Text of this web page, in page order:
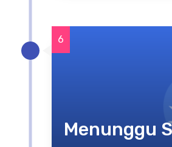
Menunggu
6